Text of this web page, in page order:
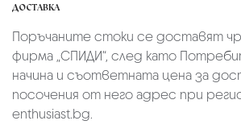
ДОСТАВКА
Поръчаните стоки се доставят
фирмa „СПИДИ“, след като
начина и съответната цена за
посочения от него адрес при
enthusiast.bg.